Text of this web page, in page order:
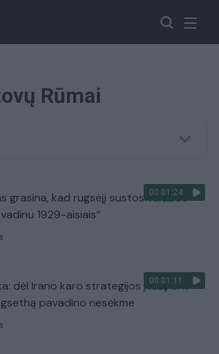
Rūmai
00:01:24
grasina, kad rugsėjį sustos valdžios
1929-aisiais“
00:01:11
dėl Irano karo strategijos įtūžę JAV
pavadino nesėkme